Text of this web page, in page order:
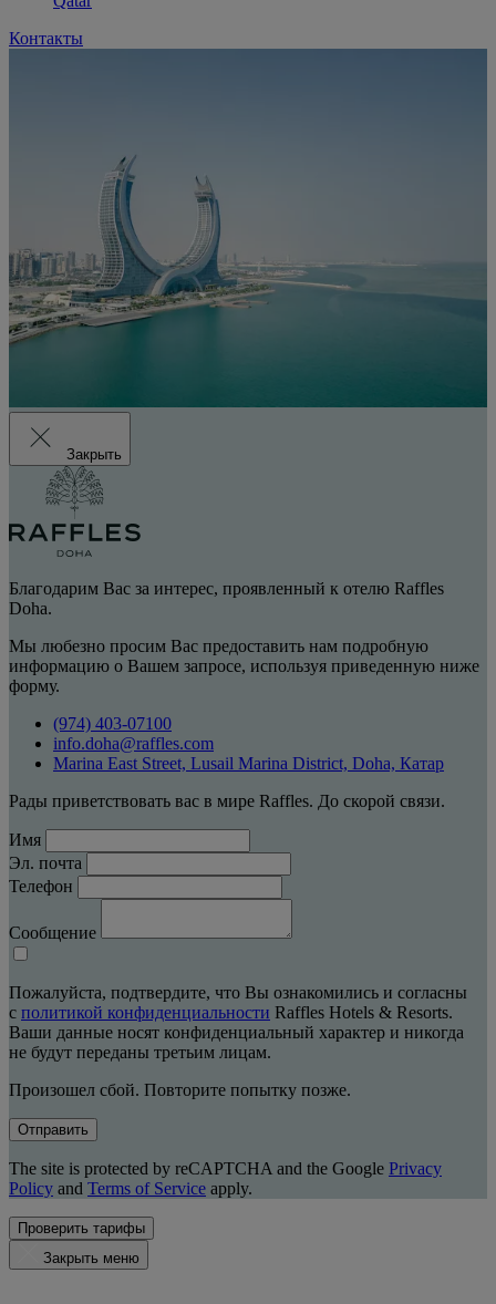
Контакты
Закрыть
Благодарим Вас за интерес, проявленный к отелю Raffles
Doha.
Мы любезно просим Вас предоставить нам подробную
информацию о Вашем запросе, используя приведенную ниже
форму.
(974) 403-07100
info.doha@raffles.com
Marina East Street, Lusail Marina District, Doha, Катар
Рады приветствовать вас в мире Raffles. До скорой связи.
Имя
Эл. почта
Телефон
Сообщение
Пожалуйста, подтвердите, что Вы ознакомились и согласны
с политикой конфиденциальности Raffles Hotels & Resorts.
Ваши данные носят конфиденциальный характер и никогда
не будут переданы третьим лицам.
Произошел сбой. Повторите попытку позже.
Отправить
The site is protected by reCAPTCHA and the Google Privacy
Policy and Terms of Service apply.
Проверить тарифы
Закрыть меню